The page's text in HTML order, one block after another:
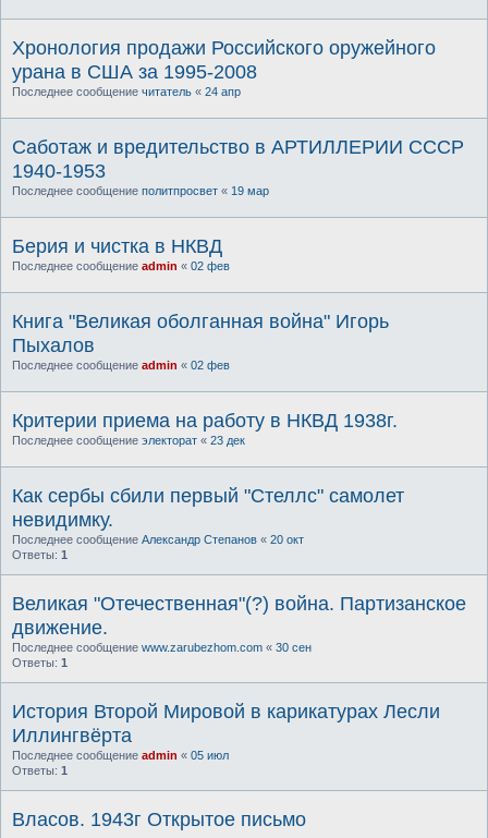
Хронология продажи Российского оружейного
урана в США за 1995-2008
Последнее сообщение читатель « 24 апр
Саботаж и вредительство в АРТИЛЛЕРИИ СССР
1940-1953
Последнее сообщение политпросвет « 19 мар
Берия и чистка в НКВД
Последнее сообщение admin « 02 фев
Книга "Великая оболганная война" Игорь
Пыхалов
Последнее сообщение admin « 02 фев
Критерии приема на работу в НКВД 1938г.
Последнее сообщение электорат « 23 дек
Как сербы сбили первый "Стеллс" самолет
невидимку.
Последнее сообщение Александр Степанов « 20 окт
Ответы: 1
Великая "Отечественная"(?) война. Партизанское
движение.
Последнее сообщение www.zarubezhom.com « 30 сен
Ответы: 1
История Второй Мировой в карикатурах Лесли
Иллингвёрта
Последнее сообщение admin « 05 июл
Ответы: 1
Власов. 1943г Открытое письмо